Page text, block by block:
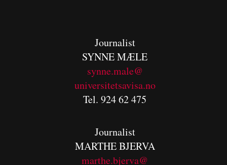
Journalist
SYNNE MÆLE
synne.male@
universitetsavisa.no
Tel. 924 62 475
Journalist
MARTHE BJERVA
marthe.bjerva@